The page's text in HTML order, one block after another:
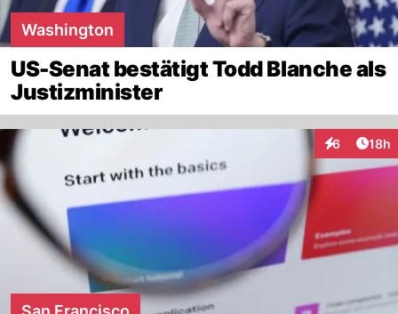
Washington
US-Senat bestätigt Todd Blanche als
Justizminister
6
Interaktionen
18h